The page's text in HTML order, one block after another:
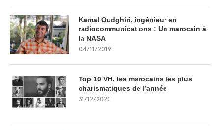
Kamal Oudghiri, ingénieur en
radiocommunications : Un marocain à
la NASA
04/11/2019
Top 10 VH: les marocains les plus
charismatiques de l’année
31/12/2020